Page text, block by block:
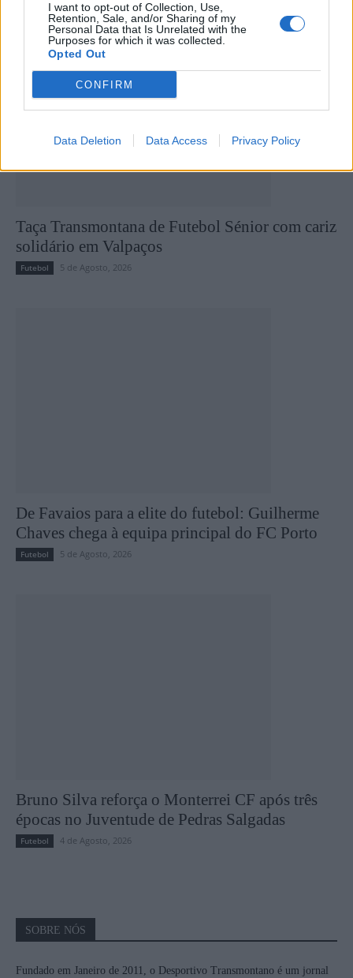
I want to opt-out of Collection, Use,
Retention, Sale, and/or Sharing of my
Personal Data that Is Unrelated with the
Purposes for which it was collected.
Opted Out
CONFIRM
Data Deletion Data Access Privacy Policy
Taça Transmontana de Futebol Sénior com cariz
solidário em Valpaços
Futebol 5 de Agosto, 2026
De Favaios para a elite do futebol: Guilherme
Chaves chega à equipa principal do FC Porto
Futebol 5 de Agosto, 2026
Bruno Silva reforça o Monterrei CF após três
épocas no Juventude de Pedras Salgadas
Futebol 4 de Agosto, 2026
SOBRE NÓS
Fundado em Janeiro de 2011, o Desportivo Transmontano é um jornal